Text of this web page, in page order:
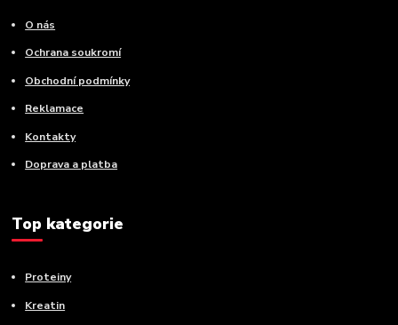
O nás
Ochrana soukromí
Obchodní podmínky
Reklamace
Kontakty
Doprava a platba
Top kategorie
Proteiny
Kreatin